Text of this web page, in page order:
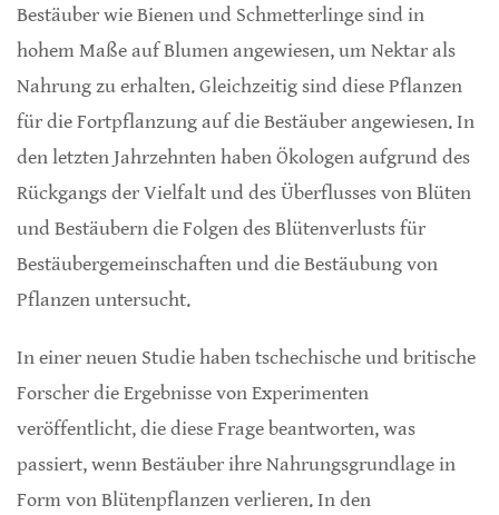
Bestäuber wie Bienen und Schmetterlinge sind in
hohem Maße auf Blumen angewiesen, um Nektar als
Nahrung zu erhalten. Gleichzeitig sind diese Pflanzen
für die Fortpflanzung auf die Bestäuber angewiesen. In
den letzten Jahrzehnten haben Ökologen aufgrund des
Rückgangs der Vielfalt und des Überflusses von Blüten
und Bestäubern die Folgen des Blütenverlusts für
Bestäubergemeinschaften und die Bestäubung von
Pflanzen untersucht.
In einer neuen Studie haben tschechische und britische
Forscher die Ergebnisse von Experimenten
veröffentlicht, die diese Frage beantworten, was
passiert, wenn Bestäuber ihre Nahrungsgrundlage in
Form von Blütenpflanzen verlieren. In den